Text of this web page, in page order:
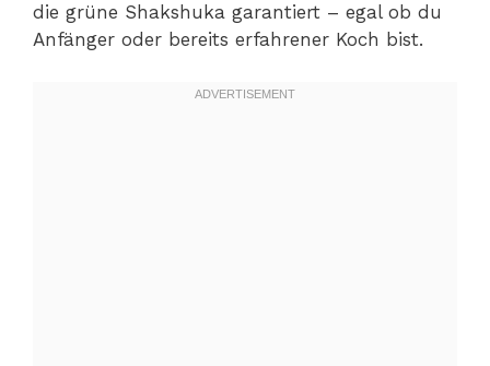
die grüne Shakshuka garantiert – egal ob du
Anfänger oder bereits erfahrener Koch bist.